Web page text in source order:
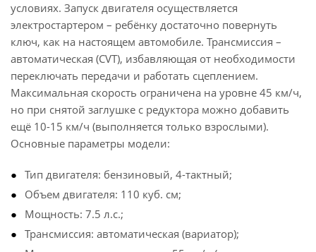
условиях. Запуск двигателя осуществляется
электростартером – ребёнку достаточно повернуть
ключ, как на настоящем автомобиле. Трансмиссия –
автоматическая (CVT), избавляющая от необходимости
переключать передачи и работать сцеплением.
Максимальная скорость ограничена на уровне 45 км/ч,
но при снятой заглушке с редуктора можно добавить
ещё 10-15 км/ч (выполняется только взрослыми).
Основные параметры модели:
Тип двигателя: бензиновый, 4-тактный;
Объем двигателя: 110 куб. см;
Мощность: 7.5 л.с.;
Трансмиссия: автоматическая (вариатор);